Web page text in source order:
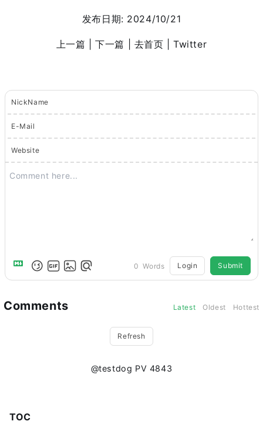
发布日期: 2024/10/21
上一篇 | 下一篇 | 去首页 | Twitter
NickName
E-Mail
Website
0 Words Login Submit
Comments Latest Oldest Hottest
Refresh
@testdog PV 4843
TOC